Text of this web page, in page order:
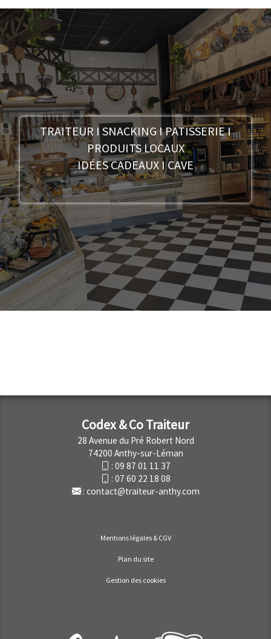
TRAITEUR I SNACKING I PATISSERIE I
PRODUITS LOCAUX
IDÉES CADEAUX I CAVE
Codex & Co Traiteur
28 Avenue du Pré Robert Nord
74200 Anthy-sur-Léman
: 09 87 01 11 37
: 07 60 22 18 08
: contact@traiteur-anthy.com
Mentions légales & CGV
Plan du site
Gestion des cookies